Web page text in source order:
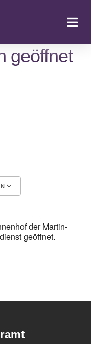
geöffnet
der Martin-
geöffnet.